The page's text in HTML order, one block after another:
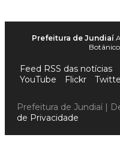
Prefeitura de Jundiaí
Feed RSS das notícias
YouTube
Flickr
Prefeitura de Jundiaí |
de Privacidade